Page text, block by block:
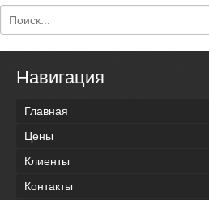
Навигация
Главная
Цены
Клиенты
Контакты